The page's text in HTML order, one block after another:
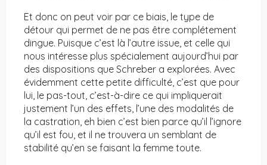
Et donc on peut voir par ce biais, le type de
détour qui permet de ne pas être complétement
dingue. Puisque c’est là l’autre issue, et celle qui
nous intéresse plus spécialement aujourd’hui par
des dispositions que Schreber a explorées. Avec
évidemment cette petite difficulté, c’est que pour
lui, le pas-tout, c’est-à-dire ce qui impliquerait
justement l’un des effets, l’une des modalités de
la castration, eh bien c’est bien parce qu’il l’ignore
qu’il est fou, et il ne trouvera un semblant de
stabilité qu’en se faisant la femme toute.